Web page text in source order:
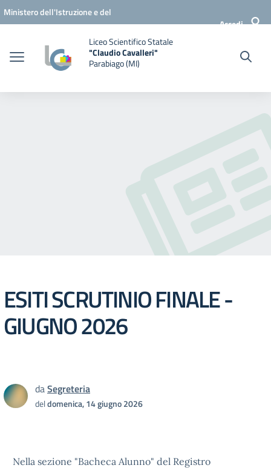
Vai ai contenuti
Vai al menu di navigazione
Vai al footer
Ministero dell'Istruzione e del
Accedi
Liceo Scientifico Statale
"Claudio Cavalleri"
Parabiago (MI)
ESITI SCRUTINIO FINALE -
GIUGNO 2026
daSegreteria
deldomenica, 14 giugno 2026
Nella sezione "Bacheca Alunno" del Registro